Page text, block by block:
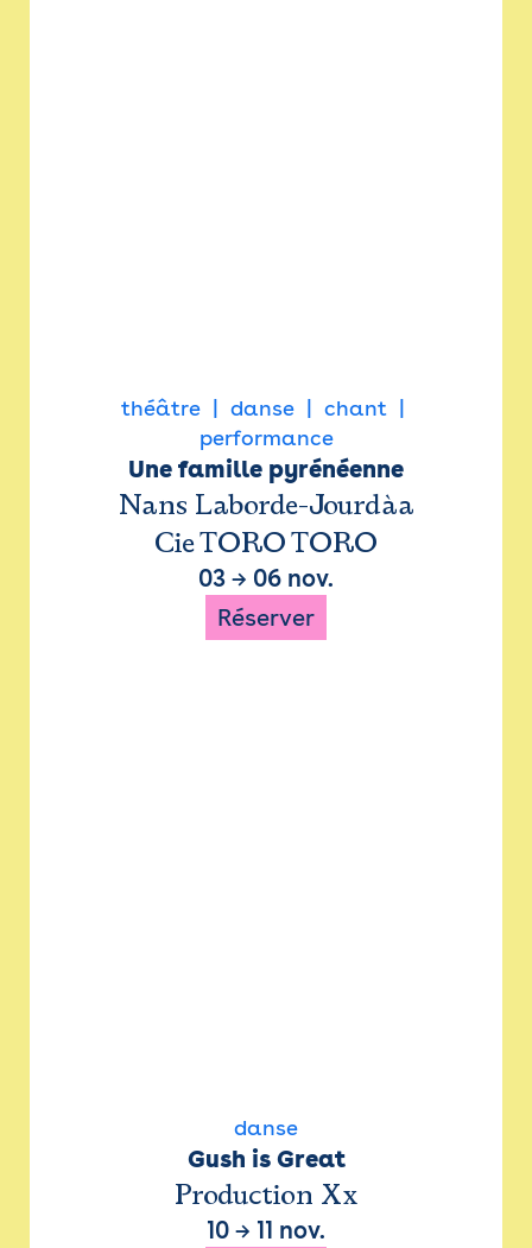
théâtre danse
chant
performance
Une famille pyrénéenne
Nans Laborde-Jourdàa
Cie TORO TORO
03 → 06 nov.
Réserver
danse
Gush is Great
Production Xx
10 → 11 nov.